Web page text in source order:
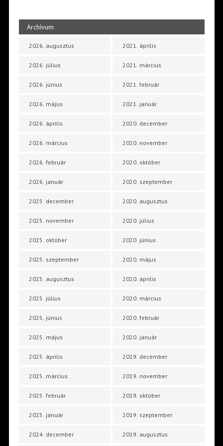
Archívum
2026. augusztus
2026. július
2026. június
2026. május
2026. április
2026. március
2026. február
2026. január
2025. december
2025. november
2025. október
2025. szeptember
2025. augusztus
2025. július
2025. június
2025. május
2025. április
2025. március
2025. február
2025. január
2024. december
2021. április
2021. március
2021. február
2021. január
2020. december
2020. november
2020. október
2020. szeptember
2020. augusztus
2020. július
2020. június
2020. május
2020. április
2020. március
2020. február
2020. január
2019. december
2019. november
2019. október
2019. szeptember
2019. augusztus